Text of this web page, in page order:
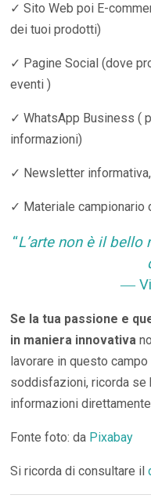
✓ Sito Web poi E-
dei tuoi prodotti)
✓ Pagine Social (dove
eventi )
✓ WhatsApp Business (
informazioni)
✓ Newsletter
✓ Materiale
“L’arte non è il bello
―
Se la tua passione e
in maniera innovativa
lavorare in questo
soddisfazioni, ricorda se
informazioni
Fonte foto: da Pixabay
Si ricorda di consultare il